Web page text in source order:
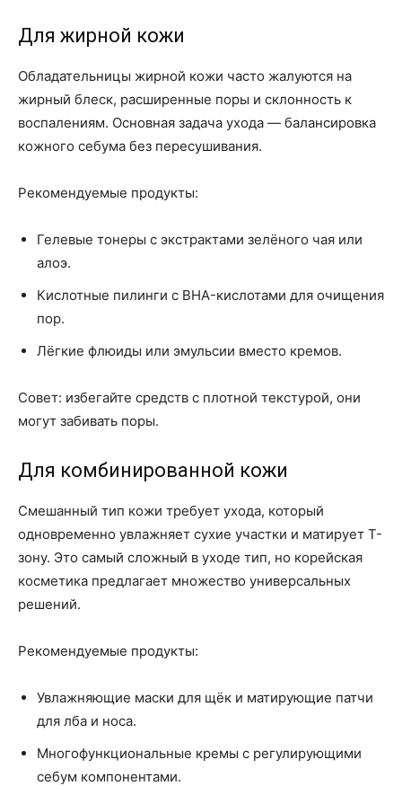
Для жирной кожи
Обладательницы жирной кожи часто жалуются на
жирный блеск, расширенные поры и склонность к
воспалениям. Основная задача ухода — балансировка
кожного себума без пересушивания.
Рекомендуемые продукты:
Гелевые тонеры с экстрактами зелёного чая или
алоэ.
Кислотные пилинги с BHA-кислотами для очищения
пор.
Лёгкие флюиды или эмульсии вместо кремов.
Совет: избегайте средств с плотной текстурой, они
могут забивать поры.
Для комбинированной кожи
Смешанный тип кожи требует ухода, который
одновременно увлажняет сухие участки и матирует Т-
зону. Это самый сложный в уходе тип, но корейская
косметика предлагает множество универсальных
решений.
Рекомендуемые продукты:
Увлажняющие маски для щёк и матирующие патчи
для лба и носа.
Многофункциональные кремы с регулирующими
себум компонентами.